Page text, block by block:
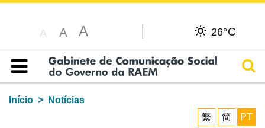
A A A 26°C
Índice
Início
Notícias
繁
简 PT